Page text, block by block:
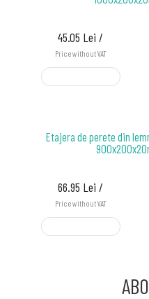
45.05 Lei /
Price without VAT
Etajera de perete din
66.95 Lei /
Price without VAT